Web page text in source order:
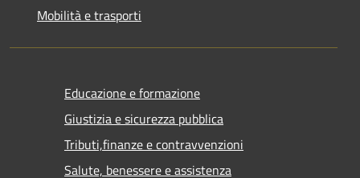
Mobilità e trasporti
Educazione e formazione
Giustizia e sicurezza pubblica
Tributi,finanze e contravvenzioni
Salute, benessere e assistenza